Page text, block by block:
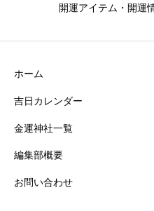
開運アイテム・開運
ホーム
吉日カレンダー
金運神社一覧
編集部概要
お問い合わせ